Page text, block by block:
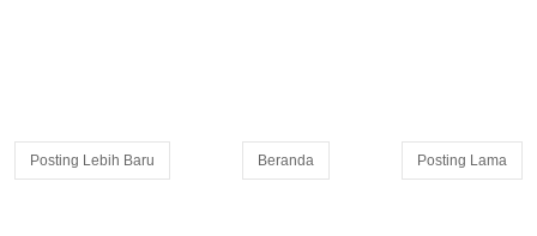
Posting Lebih Baru Posting Lama
Beranda